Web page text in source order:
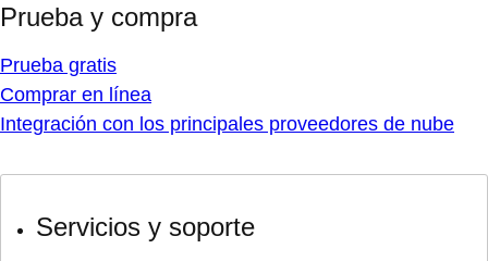
Prueba y compra
Prueba gratis
Comprar en línea
Integración con los principales proveedores de nube
Servicios y soporte